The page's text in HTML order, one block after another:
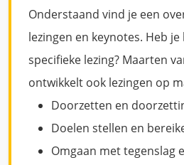
Onderstaand vind je een
lezingen en keynotes. Heb
specifieke lezing? Maarten
ontwikkelt ook lezingen op
Doorzetten en
Doelen stellen en
Omgaan met tegenslag